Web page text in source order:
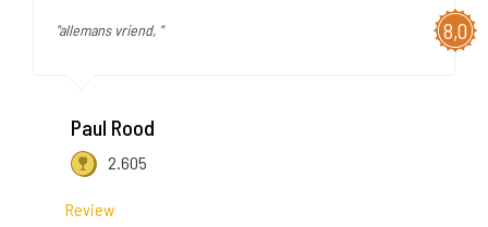
8,0
"allemans vriend, "
Paul Rood
2.605
Review